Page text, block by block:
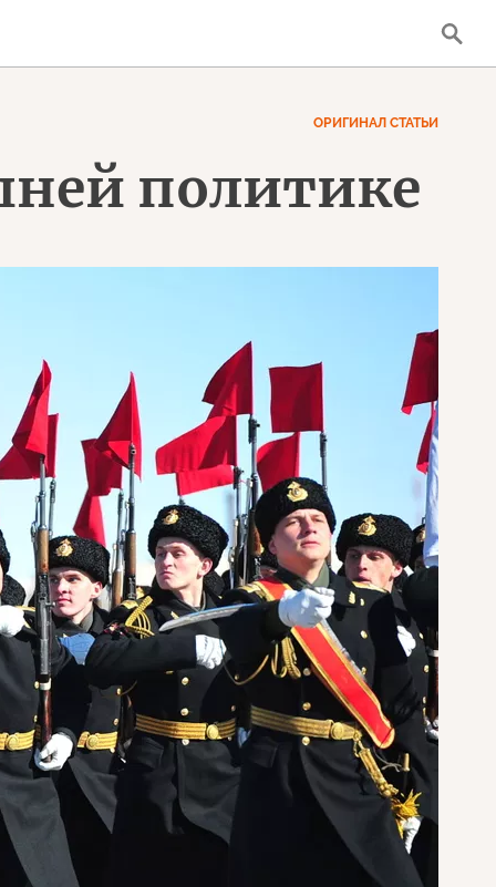
ОРИГИНАЛ СТАТЬИ
политике